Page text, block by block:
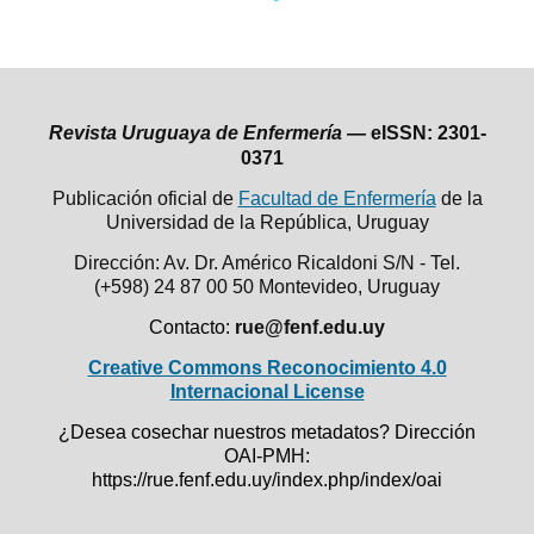
Revista Uruguaya de Enfermería — eISSN: 2301-
0371
Publicación oficial de Facultad de Enfermería de la
Universidad de la República, Uruguay
Dirección: Av. Dr. Américo Ricaldoni S/N - Tel.
(+598) 24 87 00 50 Montevideo, Uruguay
Contacto: rue@fenf.edu.uy
Creative Commons Reconocimiento 4.0
Internacional License
¿Desea cosechar nuestros metadatos? Dirección
OAI-PMH:
https://rue.fenf.edu.uy/index.php/index/oai